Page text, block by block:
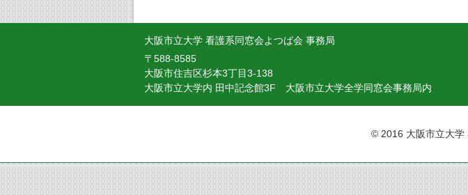
大阪市立大学 看護系同窓会よつば会 事務局
〒588-8585
大阪市住吉区杉本3丁目3-138
大阪市立大学内 田中記念館3F 大阪市立大学全学同窓会事務局内
© 2016 大阪市立大学